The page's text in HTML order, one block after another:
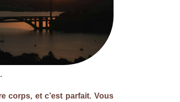
corps, et c’est parfait. Vous